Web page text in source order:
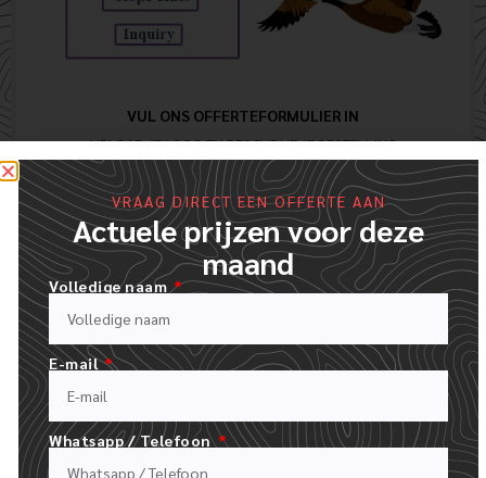
VUL ONS OFFERTEFORMULIER IN
UPLOAD JE LOGO EN BESCHRIJF JE BESTELLING
VRAAG DIRECT EEN OFFERTE AAN
Actuele prijzen voor deze
maand
Volledige naam
E-mail
Whatsapp / Telefoon